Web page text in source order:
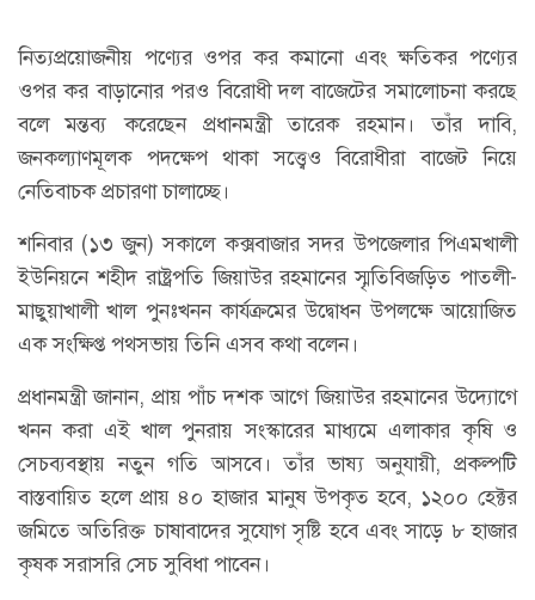
নিত্যপ্রয়োজনীয় পণ্যের ওপর কর কমানো এবং ক্ষতিকর পণ্যের
ওপর কর বাড়ানোর পরও বিরোধী দল বাজেটের সমালোচনা করছে
বলে মন্তব্য করেছেন প্রধানমন্ত্রী তারেক রহমান। তাঁর দাবি,
জনকল্যাণমূলক পদক্ষেপ থাকা সত্ত্বেও বিরোধীরা বাজেট নিয়ে
নেতিবাচক প্রচারণা চালাচ্ছে।
শনিবার (১৩ জুন) সকালে কক্সবাজার সদর উপজেলার পিএমখালী
ইউনিয়নে শহীদ রাষ্ট্রপতি জিয়াউর রহমানের স্মৃতিবিজড়িত পাতলী-
মাছুয়াখালী খাল পুনঃখনন কার্যক্রমের উদ্বোধন উপলক্ষে আয়োজিত
এক সংক্ষিপ্ত পথসভায় তিনি এসব কথা বলেন।
প্রধানমন্ত্রী জানান, প্রায় পাঁচ দশক আগে জিয়াউর রহমানের উদ্যোগে
খনন করা এই খাল পুনরায় সংস্কারের মাধ্যমে এলাকার কৃষি ও
সেচব্যবস্থায় নতুন গতি আসবে। তাঁর ভাষ্য অনুযায়ী, প্রকল্পটি
বাস্তবায়িত হলে প্রায় ৪০ হাজার মানুষ উপকৃত হবে, ১২০০ হেক্টর
জমিতে অতিরিক্ত চাষাবাদের সুযোগ সৃষ্টি হবে এবং সাড়ে ৮ হাজার
কৃষক সরাসরি সেচ সুবিধা পাবেন।